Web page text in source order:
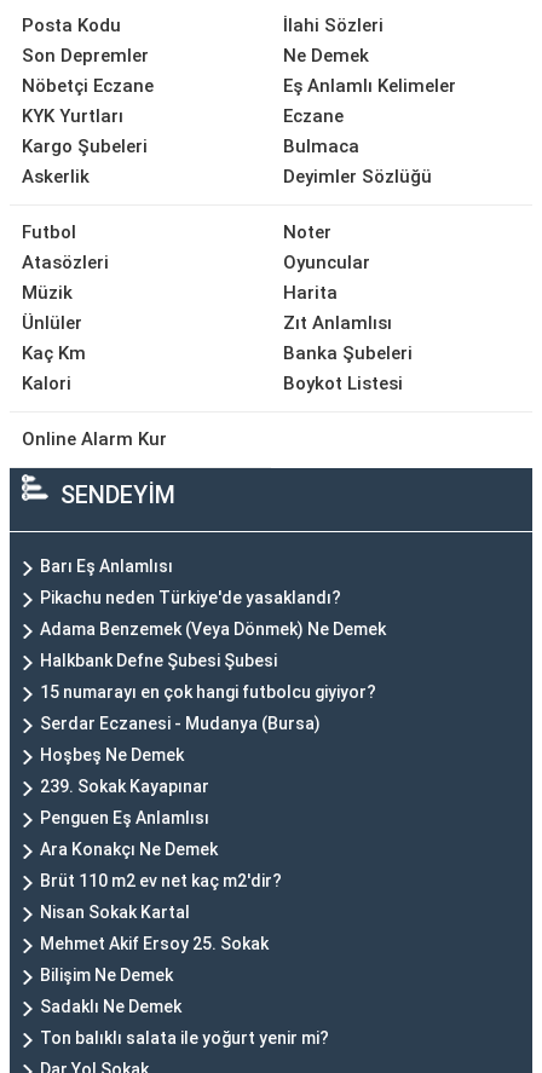
Posta Kodu
Son Depremler
Nöbetçi Eczane
KYK Yurtları
Kargo Şubeleri
Askerlik
İlahi Sözleri
Ne Demek
Eş Anlamlı Kelimeler
Eczane
Bulmaca
Deyimler Sözlüğü
Futbol
Atasözleri
Müzik
Ünlüler
Kaç Km
Kalori
Noter
Oyuncular
Harita
Zıt Anlamlısı
Banka Şubeleri
Boykot Listesi
Online Alarm Kur
SENDEYİM
Barı Eş Anlamlısı
Pikachu neden Türkiye'de yasaklandı?
Adama Benzemek (Veya Dönmek) Ne Demek
Halkbank Defne Şubesi Şubesi
15 numarayı en çok hangi futbolcu giyiyor?
Serdar Eczanesi - Mudanya (Bursa)
Hoşbeş Ne Demek
239. Sokak Kayapınar
Penguen Eş Anlamlısı
Ara Konakçı Ne Demek
Brüt 110 m2 ev net kaç m2'dir?
Nisan Sokak Kartal
Mehmet Akif Ersoy 25. Sokak
Bilişim Ne Demek
Sadaklı Ne Demek
Ton balıklı salata ile yoğurt yenir mi?